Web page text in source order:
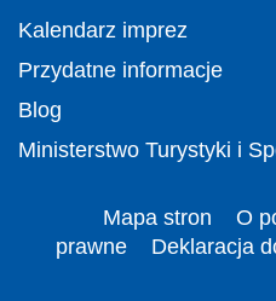
Kalendarz imprez
Przydatne informacje
Blog
Ministerstwo Turystyki i
Mapa stron O
prawne
Deklaracja